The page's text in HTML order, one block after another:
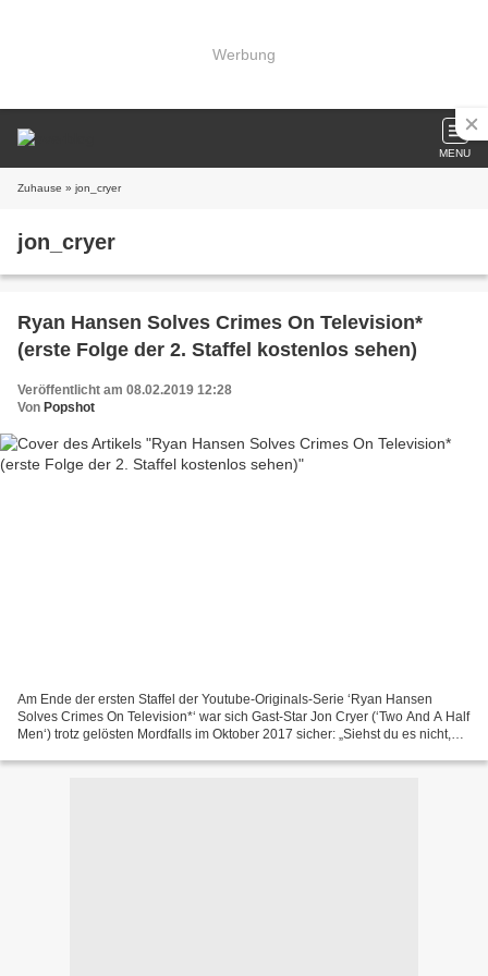
Werbung
MENU
Zuhause » jon_cryer
jon_cryer
Ryan Hansen Solves Crimes On Television*
(erste Folge der 2. Staffel kostenlos sehen)
Veröffentlicht am 08.02.2019 12:28
Von Popshot
Am Ende der ersten Staffel der Youtube-Originals-Serie ‘Ryan Hansen
Solves Crimes On Television*‘ war sich Gast-Star Jon Cryer (‘Two And A Half
Men‘) trotz gelösten Mordfalls im Oktober 2017 sicher: „Siehst du es nicht,